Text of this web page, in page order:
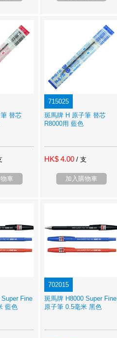
替芯
車
715025
斑馬牌 H 原子筆 替芯
R8000用 藍色
HK$ 4.00 / 支
加入購物車
Fine
藍色
702015
斑馬牌 H8000 Super Fine
原子筆 0.5毫米 黑色